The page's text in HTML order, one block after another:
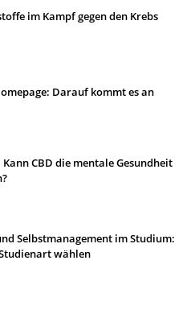
im Kampf gegen den Krebs
Darauf kommt es an
Kann CBD die mentale Gesundheit
Selbstmanagement im Studium:
wählen